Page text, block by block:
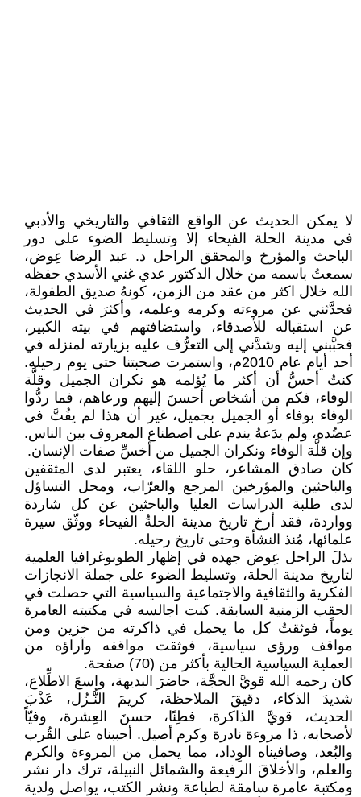
لا يمكن الحديث عن الواقع الثقافي والتاريخي والأدبي
في مدينة الحلة الفيحاء إلا وتسليط الضوء على دور
الباحث والمؤرخ والمحقق الراحل د. عبد الرضا عِوض،
سمعتُ باسمه من خلال الدكتور عدي غني الأسدي حفظه
الله خلال اكثر من عقد من الزمن، كونهُ صديق الطفولة،
فحدَّثني عن مروءته وكرمه وعلمه، وأكثرَ في الحديث
عن استقباله للأصدقاء، واستضافتهم في بيته الكبير،
فحبَّبني إليه وشدَّني إلى التعرُّف عليه بزيارته لمنزله في
أحد أيام عام 2010م، واستمرت صحبتنا حتى يوم رحيله.
كنتُ أحسُّ أن أكثر ما يُؤلمه هو نكران الجميل وقلَّة
الوفاء، فكم من أشخاص أحسنَ إليهم ورعاهم، فما ردُّوا
الوفاء بوفاء أو الجميل بجميل، غير أن هذا لم يفُتَّ في
عضُده، ولم يدَعهُ يندم على اصطناع المعروف بين الناس.
وإن قلَّة الوفاء ونكران الجميل من أخسِّ صفات الإنسان.
كان صادق المشاعر، حلو اللقاء، يعتبر لدى المثقفين
والباحثين والمؤرخين المرجع والعرّاب، ومحل التساؤل
لدى طلبة الدراسات العليا والباحثين عن كل شاردة
وواردة، فقد أرخ تاريخ مدينة الحلةُ الفيحاء ووثّق سيرة
علمائها، مُنذ النشأة وحتى تاريخ رحيله.
بذلَ الراحل عِوض جهده في إظهار الطوبوغرافيا العلمية
لتاريخ مدينة الحلة، وتسليط الضوء على جملة الانجازات
الفكرية والثقافية والاجتماعية والسياسية التي حصلت في
الحقب الزمنية السابقة. كنت اجالسه في مكتبته العامرة
يوماً، فوثقتُ كل ما يحمل في ذاكرته من خزين ومن
مواقف ورؤى سياسية، فوثقت مواقفه وآراؤه من
العملية السياسية الحالية بأكثر من (70) صفحة.
كان رحمه الله قويَّ الحجَّة، حاضرَ البديهة، واسعَ الاطِّلاع،
شديدَ الذكاء، دقيقَ الملاحظة، كريمَ النُّـزُل، عَذْبَ
الحديث، قويَّ الذاكرة، فطِنًا، حسنَ العِشرة، وفيّاً
لأصحابه، ذا مروءة نادرة وكرم أصيل. أحببناه على القُرب
والبُعد، وصافيناه الوِداد، مما يحمل من المروءة والكرم
والعلم، والأخلاقَ الرفيعة والشمائل النبيلة، ترك دار نشر
ومكتبة عامرة سامقة لطباعة ونشر الكتب، يواصل ولدية